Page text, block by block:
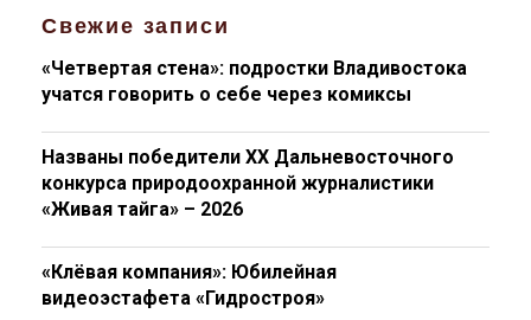
Свежие записи
«Четвертая стена»: подростки Владивостока
учатся говорить о себе через комиксы
Названы победители XX Дальневосточного
конкурса природоохранной журналистики
«Живая тайга» – 2026
«Клёвая компания»: Юбилейная
видеоэстафета «Гидростроя»